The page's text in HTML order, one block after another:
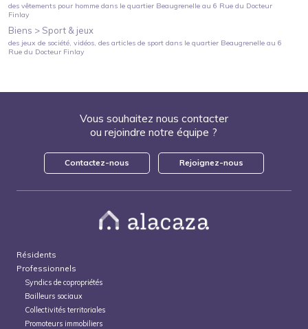
des vêtements pour homme dans le quartier Beaugrenelle au 6 Rue du Docteur
Finlay
Biens > Sport & jeux
des jeux de société, vidéos, des articles de sport dans le quartier Beaugrenelle au 6
Rue du Docteur Finlay
Vous souhaitez nous contacter
ou rejoindre notre équipe ?
Contactez-nous Rejoignez-nous
Résidents
Professionnels
Syndics de copropriétés
Bailleurs sociaux
Collectivités territoriales
Promoteurs immobiliers